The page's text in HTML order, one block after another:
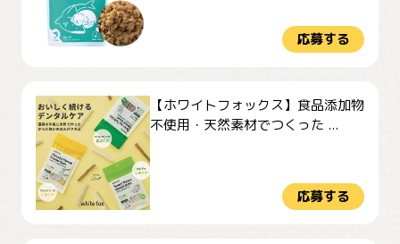
応募する
【ホワイトフォックス】食品添加物
不使用・天然素材でつくった ...
応募する